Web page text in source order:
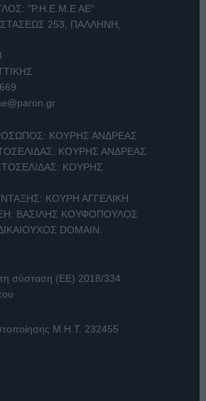
"Ρ.Η.Ε.Μ.Ε ΑΕ"
253, ΠΑΛΛΗΝΗ,
ΚΟΥΡΗΣ ΑΝΔΡΕΑΣ
ΚΟΥΡΗΣ ΑΝΔΡΕΑΣ
ΚΟΥΡΗΣ
ΚΟΥΡΗ ΑΓΓΕΛΙΚΗ
ΒΑΣΙΛΗΣ ΚΟΥΦΟΠΟΥΛΟΣ
DOMAIN:
σύσταση (ΕΕ) 2018/334
Μ.Η.Τ. 232455